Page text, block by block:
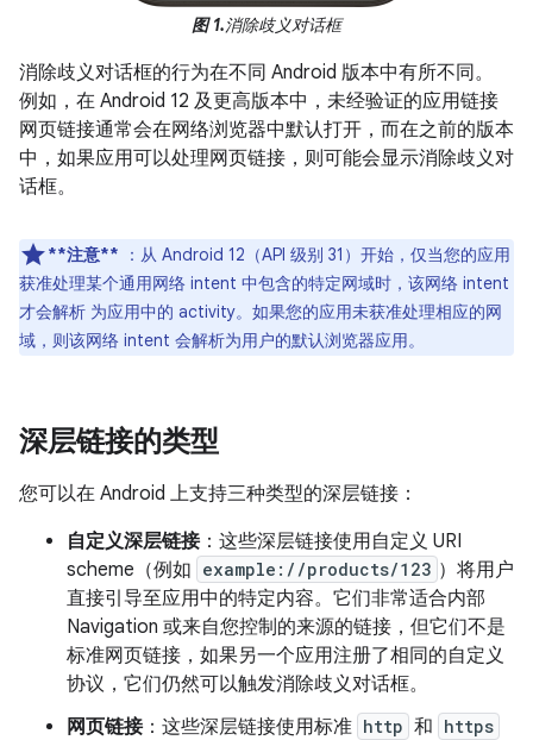
图 1.消除歧义对话框
消除歧义对话框的行为在不同 Android 版本中有所不同。
例如，在 Android 12 及更高版本中，未经验证的应用链接
网页链接通常会在网络浏览器中默认打开，而在之前的版本
中，如果应用可以处理网页链接，则可能会显示消除歧义对
话框。
**注意** ：从 Android 12（API 级别 31）开始，仅当您的应用
获准处理某个通用网络 intent 中包含的特定网域时，该网络 intent
才会解析 为应用中的 activity。如果您的应用未获准处理相应的网
域，则该网络 intent 会解析为用户的默认浏览器应用。
深层链接的类型
您可以在 Android 上支持三种类型的深层链接：
自定义深层链接：这些深层链接使用自定义 URI
scheme（例如 example://products/123 ）将用户
直接引导至应用中的特定内容。它们非常适合内部
Navigation 或来自您控制的来源的链接，但它们不是
标准网页链接，如果另一个应用注册了相同的自定义
协议，它们仍然可以触发消除歧义对话框。
网页链接：这些深层链接使用标准 http 和 https